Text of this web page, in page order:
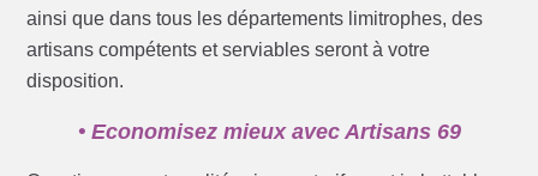
ainsi que dans tous les départements limitrophes, des
artisans compétents et serviables seront à votre
disposition.
• Economisez mieux avec Artisans 69